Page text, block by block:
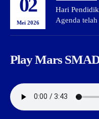
02
Mei 2026
Hari
Agenda
Play Mars